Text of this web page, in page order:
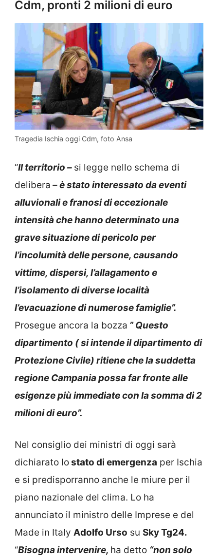
Cdm, pronti 2 milioni di euro
Tragedia Ischia oggi Cdm, foto Ansa
“Il territorio – si legge nello schema di
delibera – è stato interessato da eventi
alluvionali e franosi di eccezionale
intensità che hanno determinato una
grave situazione di pericolo per
l’incolumità delle persone, causando
vittime, dispersi, l’allagamento e
l’isolamento di diverse località
l’evacuazione di numerose famiglie”.
Prosegue ancora la bozza ” Questo
dipartimento ( si intende il dipartimento di
Protezione Civile) ritiene che la suddetta
regione Campania possa far fronte alle
esigenze più immediate con la somma di 2
milioni di euro”.
Nel consiglio dei ministri di oggi sarà
dichiarato lostato di emergenza per Ischia
e si predisporranno anche le miure per il
piano nazionale del clima. Lo ha
annunciato il ministro delle Imprese e del
Made in Italy Adolfo Urso su Sky Tg24.
“Bisogna intervenire, ha detto “non solo